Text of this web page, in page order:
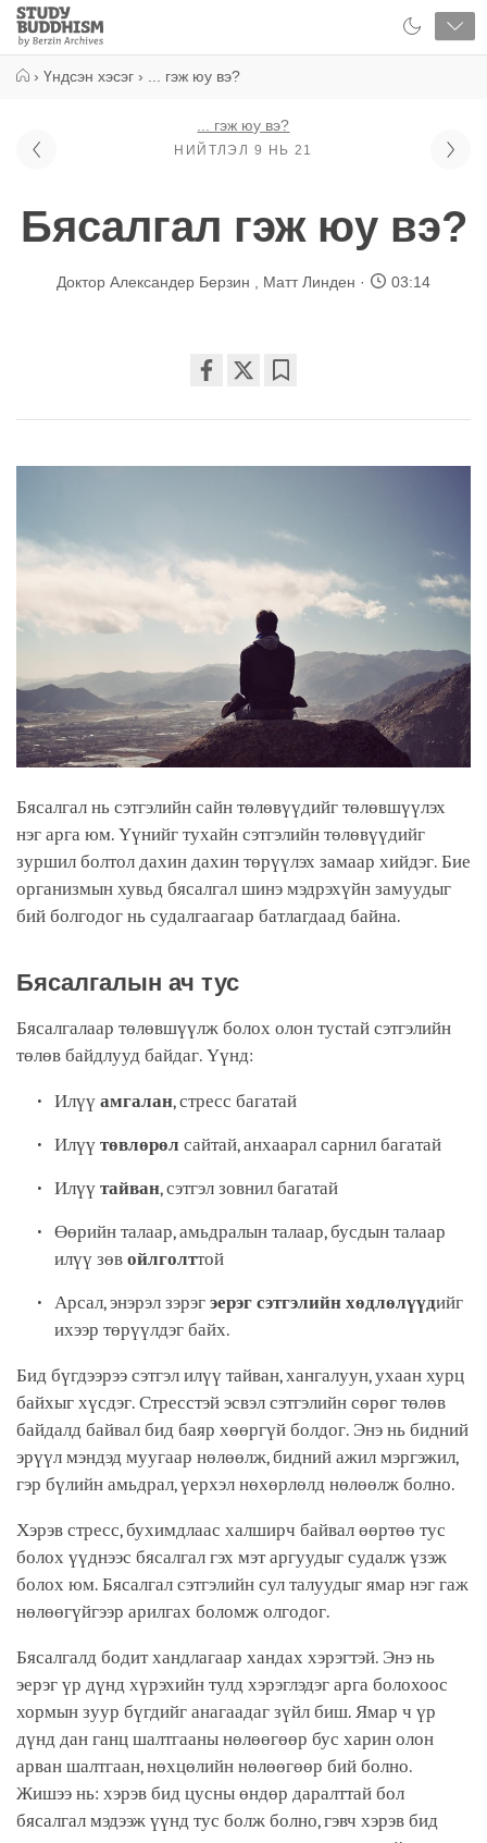
Close
Study
Buddhism
› Үндсэн хэсэг › ... гэж юу вэ?
... гэж юу вэ?
НИЙТЛЭЛ 9 НЬ 21
Бясалгал гэж юу вэ?
Доктор Александер Берзин Матт Линден 03:14
on
Бясалгал нь сэтгэлийн сайн төлөвүүдийг төлөвшүүлэх
нэг арга юм. Үүнийг тухайн сэтгэлийн төлөвүүдийг
зуршил болтол дахин дахин төрүүлэх замаар хийдэг. Бие
организмын хувьд бясалгал шинэ мэдрэхүйн замуудыг
бий болгодог нь судалгаагаар батлагдаад байна.
Бясалгалын ач тус
Бясалгалаар төлөвшүүлж болох олон тустай сэтгэлийн
төлөв байдлууд байдаг. Үүнд:
Илүүамгалан, стресс багатай
Илүүтөвлөрөлсайтай, анхаарал сарнил багатай
Илүү тайван, сэтгэл зовнил багатай
Өөрийн талаар, амьдралын талаар, бусдын талаар
илүү зөв ойлголттой
Арсал, энэрэл зэрэгэерэг сэтгэлийн хөдлөлүүдийг
ихээр төрүүлдэг байх.
Бид бүгдээрээ сэтгэл илүү тайван, хангалуун, ухаан хурц
байхыг хүсдэг. Стресстэй эсвэл сэтгэлийн сөрөг төлөв
байдалд байвал бид баяр хөөргүй болдог. Энэ нь бидний
эрүүл мэндэд муугаар нөлөөлж, бидний ажил мэргэжил,
гэр бүлийн амьдрал, үерхэл нөхөрлөлд нөлөөлж болно.
Хэрэв стресс, бухимдлаас халширч байвал өөртөө тус
болох үүднээс бясалгал гэх мэт аргуудыг судалж үзэж
болох юм. Бясалгал сэтгэлийн сул талуудыг ямар нэг гаж
нөлөөгүйгээр арилгах боломж олгодог.
Бясалгалд бодит хандлагаар хандах хэрэгтэй. Энэ нь
эерэг үр дүнд хүрэхийн тулд хэрэглэдэг арга болохоос
хормын зуур бүгдийг анагаадаг зүйл биш. Ямар ч үр
дүнд дан ганц шалтгааны нөлөөгөөр бус харин олон
арван шалтгаан, нөхцөлийн нөлөөгөөр бий болно.
Жишээ нь: хэрэв бид цусны өндөр даралттай бол
бясалгал мэдээж үүнд тус болж болно, гэвч хэрэв бид